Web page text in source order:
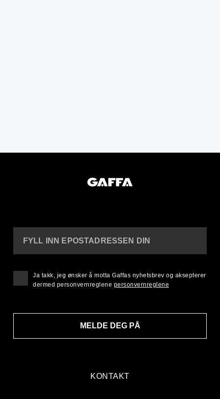
KONTAKT
FYLL INN EPOSTADRESSEN DIN
MELDE DEG PÅ
Ja takk, jeg ønsker å motta Gaffas nyhetsbrev og aksepterer
dermed personvernreglene personvernreglene